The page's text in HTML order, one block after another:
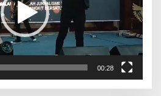
00:28